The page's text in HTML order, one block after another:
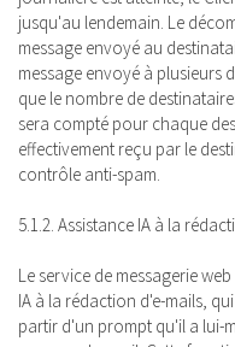
jusqu'au lendemain. Le
message envoyé au
message envoyé à plusieurs
que le nombre de
sera compté pour chaque
effectivement reçu par le
contrôle anti-spam.
5.1.2. Assistance IA à la
Le service de messagerie
IA à la rédaction d'e-mails,
partir d'un prompt qu'il a lui-